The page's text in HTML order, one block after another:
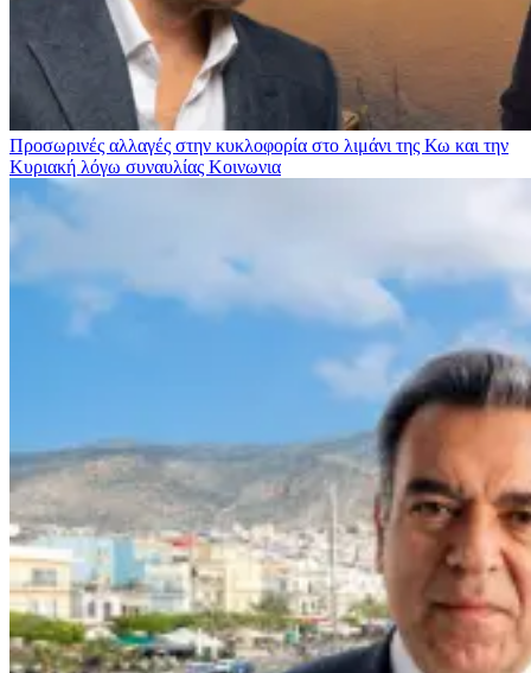
Προσωρινές αλλαγές στην κυκλοφορία στο λιμάνι της Κω και την
Κυριακή λόγω συναυλίας Κοινωνια